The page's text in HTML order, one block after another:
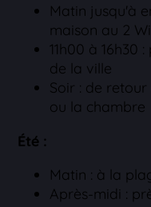
Matin jusqu'à
maison au 2
11h00 à 16h30
de la ville
Soir : de
ou la chambre
Été :
Matin : à la
Après-midi :